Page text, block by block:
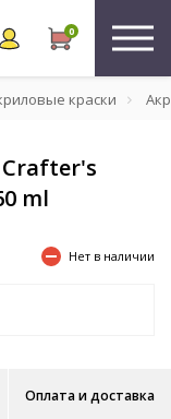
0
краски
ml
Нет в наличии
Оплата и доставка